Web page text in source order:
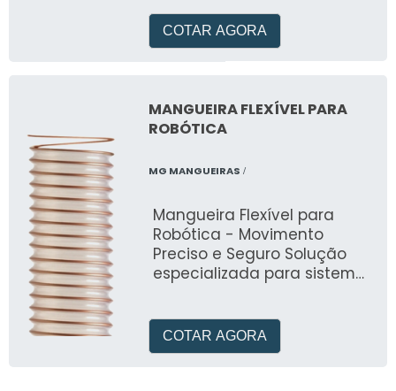
performance contínua em
condições adversas.
confeccionadas e
COTAR AGORA
MANGUEIRA FLEXÍVEL PARA
ROBÓTICA
MG MANGUEIRAS /
Mangueira Flexível para
Robótica - Movimento
Preciso e Seguro Solução
especializada para sistemas
Mangueiras, oferece
excelente flexibilidade e
COTAR AGORA